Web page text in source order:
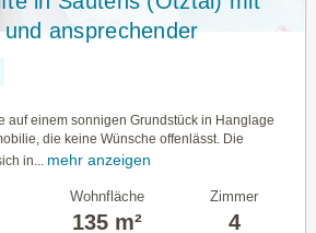
ansprechender
auf einem sonnigen Grundstück in Hanglage
die keine Wünsche offenlässt. Die
in...
mehr anzeigen
Wohnfläche
135 m²
Zimmer
4